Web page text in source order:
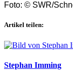
Foto: © SWR/
Artikel teilen:
Stephan Imming